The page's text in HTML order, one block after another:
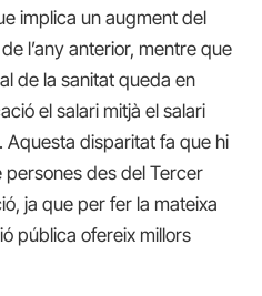
implica un augment del
l’any anterior, mentre que
de la sanitat queda en
el salari mitjà el salari
disparitat fa que hi
des del Tercer
ja que per fer la mateixa
pública ofereix millors